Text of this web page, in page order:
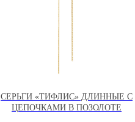
СЕРЬГИ «ТИФЛИС» ДЛИННЫЕ С
ЦЕПОЧКАМИ В ПОЗОЛОТЕ